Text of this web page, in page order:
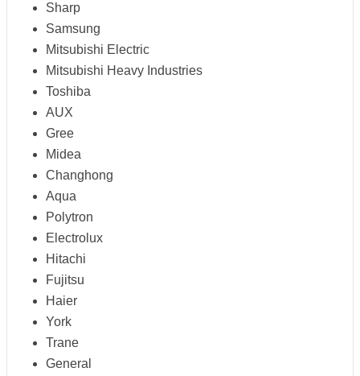
Sharp
Samsung
Mitsubishi Electric
Mitsubishi Heavy Industries
Toshiba
AUX
Gree
Midea
Changhong
Aqua
Polytron
Electrolux
Hitachi
Fujitsu
Haier
York
Trane
General